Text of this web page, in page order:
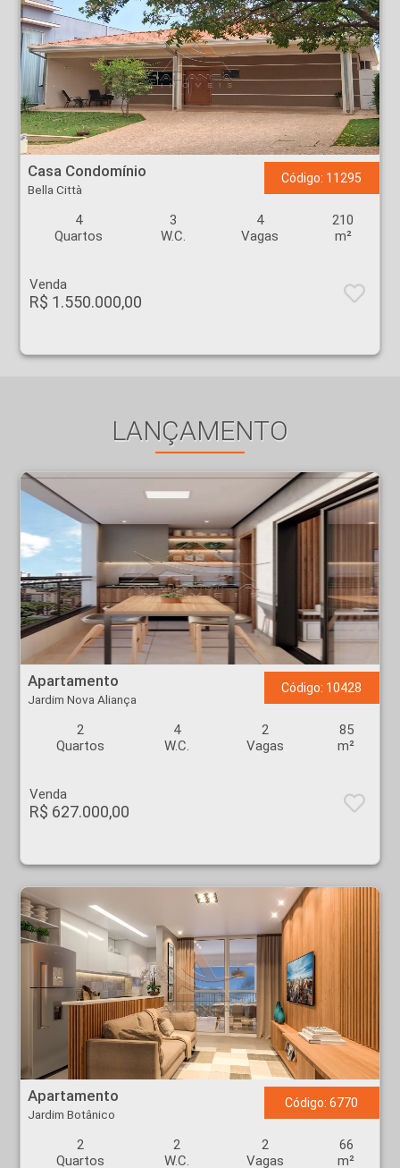
Casa Condomínio - Bella Città - Ribeirão Preto
Casa Condomínio
Bella Città
Código: 11295
4
Quartos
3
W.C.
4
Vagas
210
m²
Venda
R$ 1.550.000,00
LANÇAMENTO
Apartamento - Jardim Nova Aliança - Ribeirão Preto
Apartamento
Jardim Nova Aliança
Código: 10428
2
Quartos
4
W.C.
2
Vagas
85
m²
Venda
R$ 627.000,00
Apartamento - Jardim Botânico - Ribeirão Preto
Apartamento
Jardim Botânico
Código: 6770
2
Quartos
2
W.C.
2
Vagas
66
m²